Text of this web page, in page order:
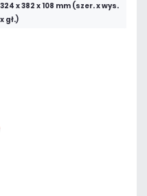
324 x 382 x 108 mm (szer. x wys.
x gł.)